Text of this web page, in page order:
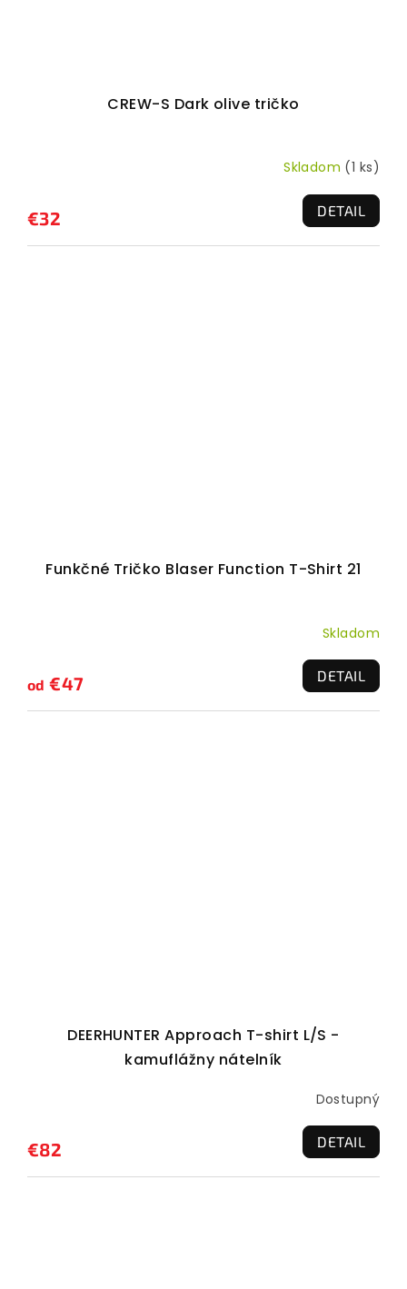
CREW-S Dark olive tričko
Skladom (1 ks)
€32 DETAIL
Funkčné Tričko Blaser Function T-Shirt 21
Skladom
od €47 DETAIL
DEERHUNTER Approach T-shirt L/S -
kamuflážny nátelník
Dostupný
€82 DETAIL